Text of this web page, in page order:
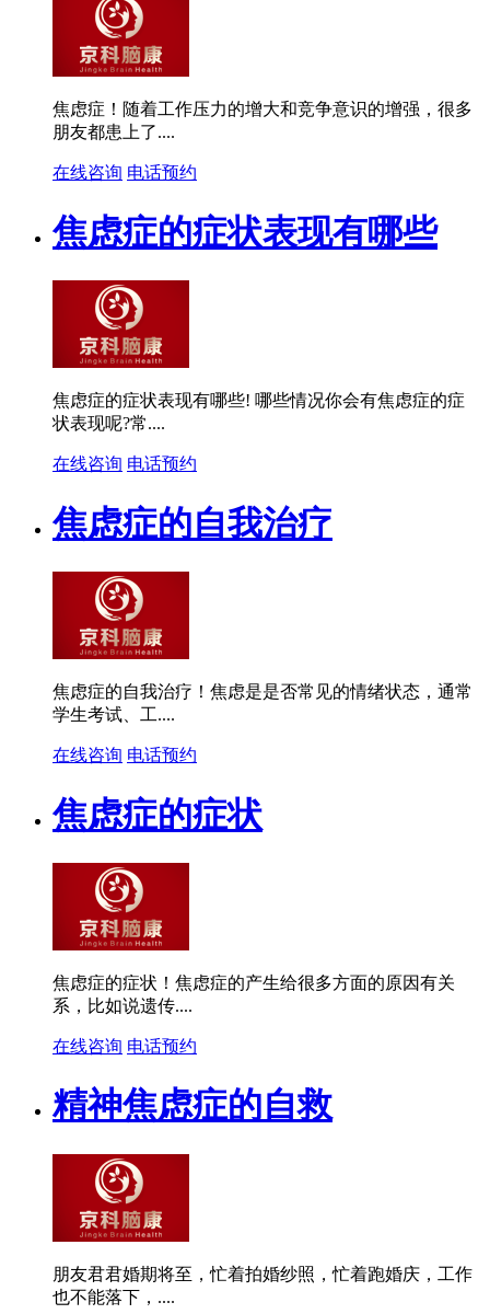
焦虑症！随着工作压力的增大和竞争意识的增强，很多
朋友都患上了....
在线咨询 电话预约
焦虑症的症状表现有哪些
焦虑症的症状表现有哪些! 哪些情况你会有焦虑症的症
状表现呢?常....
在线咨询 电话预约
焦虑症的自我治疗
焦虑症的自我治疗！焦虑是是否常见的情绪状态，通常
学生考试、工....
在线咨询 电话预约
焦虑症的症状
焦虑症的症状！焦虑症的产生给很多方面的原因有关
系，比如说遗传....
在线咨询 电话预约
精神焦虑症的自救
朋友君君婚期将至，忙着拍婚纱照，忙着跑婚庆，工作
也不能落下，....